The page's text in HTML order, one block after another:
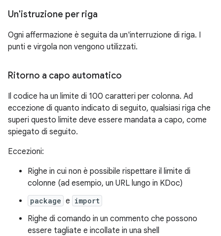
Un'istruzione per riga
Ogni affermazione è seguita da un'interruzione di riga. I
punti e virgola non vengono utilizzati.
Ritorno a capo automatico
Il codice ha un limite di 100 caratteri per colonna. Ad
eccezione di quanto indicato di seguito, qualsiasi riga che
superi questo limite deve essere mandata a capo, come
spiegato di seguito.
Eccezioni:
Righe in cui non è possibile rispettare il limite di
colonne (ad esempio, un URL lungo in KDoc)
package e import
Righe di comando in un commento che possono
essere tagliate e incollate in una shell